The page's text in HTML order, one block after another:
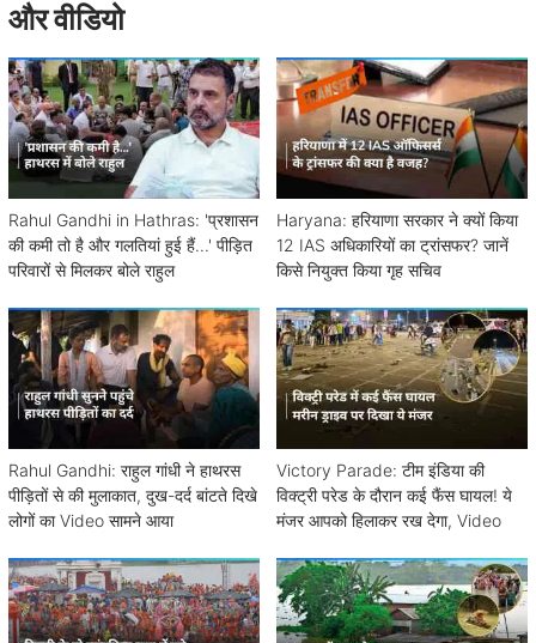
और वीडियो
Rahul Gandhi in Hathras: 'प्रशासन
की कमी तो है और गलतियां हुई हैं...' पीड़ित
परिवारों से मिलकर बोले राहुल
Haryana: हरियाणा सरकार ने क्यों किया
12 IAS अधिकारियों का ट्रांसफर? जानें
किसे नियुक्त किया गृह सचिव
Rahul Gandhi: राहुल गांधी ने हाथरस
पीड़ितों से की मुलाकात, दुख-दर्द बांटते दिखे
लोगों का Video सामने आया
Victory Parade: टीम इंडिया की
विक्ट्री परेड के दौरान कई फैंस घायल! ये
मंजर आपको हिलाकर रख देगा, Video